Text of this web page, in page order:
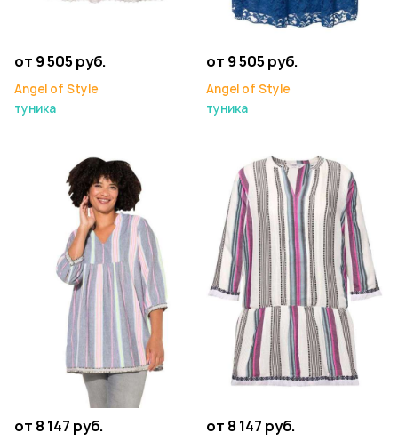
от 9 505 руб.
Angel of Style
туника
от 9 505 руб.
Angel of Style
туника
от 8 147 руб. от 8 147 руб.